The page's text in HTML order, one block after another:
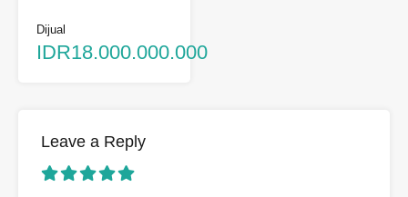
Dijual
IDR18.000.000.000
Leave a Reply